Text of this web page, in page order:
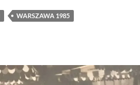
WARSZAWA 1985